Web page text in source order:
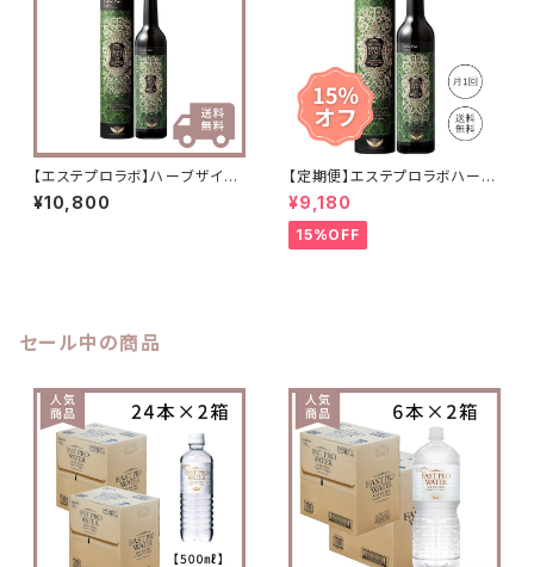
【エステプロラボ】ハーブザイム1
13グランプロ【プレーン】
¥10,800
【定期便】エステプロラボハーブ
ザイム(酵素)/3ヶ月コース
¥9,180
15%OFF
セール中の商品